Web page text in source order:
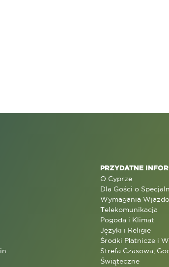
PRZYDATNE
O Cyprze
Dla Gości o
Wymagania
Telekomunikacja
Pogoda i Klimat
Języki i Religie
Środki Płatnicze i
Strefa Czasowa,
Świąteczne